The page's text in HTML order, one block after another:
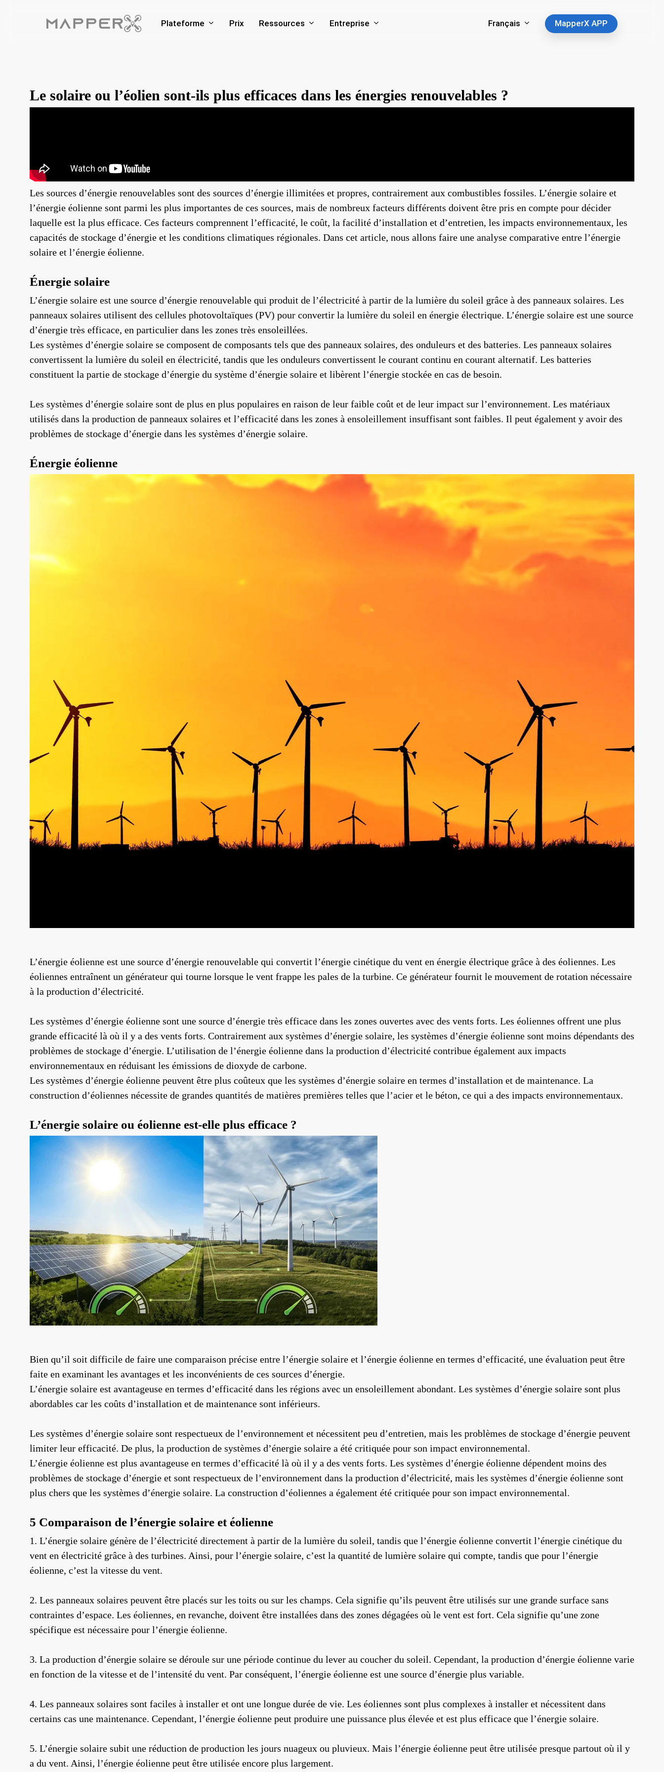
Plateforme Prix Ressources Entreprise Français MapperX APP
Le solaire ou l’éolien sont-ils plus efficaces dans les énergies renouvelables ?
Les sources d’énergie renouvelables sont des sources d’énergie illimitées et propres, contrairement aux combustibles fossiles. L’énergie solaire et
l’énergie éolienne sont parmi les plus importantes de ces sources, mais de nombreux facteurs différents doivent être pris en compte pour décider
laquelle est la plus efficace. Ces facteurs comprennent l’efficacité, le coût, la facilité d’installation et d’entretien, les impacts environnementaux, les
capacités de stockage d’énergie et les conditions climatiques régionales. Dans cet article, nous allons faire une analyse comparative entre l’énergie
solaire et l’énergie éolienne.
Énergie solaire
L’énergie solaire est une source d’énergie renouvelable qui produit de l’électricité à partir de la lumière du soleil grâce à des panneaux solaires. Les
panneaux solaires utilisent des cellules photovoltaïques (PV) pour convertir la lumière du soleil en énergie électrique. L’énergie solaire est une source
d’énergie très efficace, en particulier dans les zones très ensoleillées.
Les systèmes d’énergie solaire se composent de composants tels que des panneaux solaires, des onduleurs et des batteries. Les panneaux solaires
convertissent la lumière du soleil en électricité, tandis que les onduleurs convertissent le courant continu en courant alternatif. Les batteries
constituent la partie de stockage d’énergie du système d’énergie solaire et libèrent l’énergie stockée en cas de besoin.
Les systèmes d’énergie solaire sont de plus en plus populaires en raison de leur faible coût et de leur impact sur l’environnement. Les matériaux
utilisés dans la production de panneaux solaires et l’efficacité dans les zones à ensoleillement insuffisant sont faibles. Il peut également y avoir des
problèmes de stockage d’énergie dans les systèmes d’énergie solaire.
Énergie éolienne
L’énergie éolienne est une source d’énergie renouvelable qui convertit l’énergie cinétique du vent en énergie électrique grâce à des éoliennes. Les
éoliennes entraînent un générateur qui tourne lorsque le vent frappe les pales de la turbine. Ce générateur fournit le mouvement de rotation nécessaire
à la production d’électricité.
Les systèmes d’énergie éolienne sont une source d’énergie très efficace dans les zones ouvertes avec des vents forts. Les éoliennes offrent une plus
grande efficacité là où il y a des vents forts. Contrairement aux systèmes d’énergie solaire, les systèmes d’énergie éolienne sont moins dépendants des
problèmes de stockage d’énergie. L’utilisation de l’énergie éolienne dans la production d’électricité contribue également aux impacts
environnementaux en réduisant les émissions de dioxyde de carbone.
Les systèmes d’énergie éolienne peuvent être plus coûteux que les systèmes d’énergie solaire en termes d’installation et de maintenance. La
construction d’éoliennes nécessite de grandes quantités de matières premières telles que l’acier et le béton, ce qui a des impacts environnementaux.
L’énergie solaire ou éolienne est-elle plus efficace ?
Bien qu’il soit difficile de faire une comparaison précise entre l’énergie solaire et l’énergie éolienne en termes d’efficacité, une évaluation peut être
faite en examinant les avantages et les inconvénients de ces sources d’énergie.
L’énergie solaire est avantageuse en termes d’efficacité dans les régions avec un ensoleillement abondant. Les systèmes d’énergie solaire sont plus
abordables car les coûts d’installation et de maintenance sont inférieurs.
Les systèmes d’énergie solaire sont respectueux de l’environnement et nécessitent peu d’entretien, mais les problèmes de stockage d’énergie peuvent
limiter leur efficacité. De plus, la production de systèmes d’énergie solaire a été critiquée pour son impact environnemental.
L’énergie éolienne est plus avantageuse en termes d’efficacité là où il y a des vents forts. Les systèmes d’énergie éolienne dépendent moins des
problèmes de stockage d’énergie et sont respectueux de l’environnement dans la production d’électricité, mais les systèmes d’énergie éolienne sont
plus chers que les systèmes d’énergie solaire. La construction d’éoliennes a également été critiquée pour son impact environnemental.
5 Comparaison de l’énergie solaire et éolienne
1. L’énergie solaire génère de l’électricité directement à partir de la lumière du soleil, tandis que l’énergie éolienne convertit l’énergie cinétique du
vent en électricité grâce à des turbines. Ainsi, pour l’énergie solaire, c’est la quantité de lumière solaire qui compte, tandis que pour l’énergie
éolienne, c’est la vitesse du vent.
2. Les panneaux solaires peuvent être placés sur les toits ou sur les champs. Cela signifie qu’ils peuvent être utilisés sur une grande surface sans
contraintes d’espace. Les éoliennes, en revanche, doivent être installées dans des zones dégagées où le vent est fort. Cela signifie qu’une zone
spécifique est nécessaire pour l’énergie éolienne.
3. La production d’énergie solaire se déroule sur une période continue du lever au coucher du soleil. Cependant, la production d’énergie éolienne varie
en fonction de la vitesse et de l’intensité du vent. Par conséquent, l’énergie éolienne est une source d’énergie plus variable.
4. Les panneaux solaires sont faciles à installer et ont une longue durée de vie. Les éoliennes sont plus complexes à installer et nécessitent dans
certains cas une maintenance. Cependant, l’énergie éolienne peut produire une puissance plus élevée et est plus efficace que l’énergie solaire.
5. L’énergie solaire subit une réduction de production les jours nuageux ou pluvieux. Mais l’énergie éolienne peut être utilisée presque partout où il y
a du vent. Ainsi, l’énergie éolienne peut être utilisée encore plus largement.